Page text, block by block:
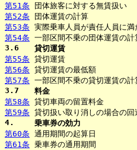
第51条
団体旅客に対する無賃扱い
第52条
団体運賃の計算
第53条 実際乗車人員が責任人員に
第54条 一部区間不乗の団体運賃の計
3.6
貸切運賃
第55条 貸切運賃
第56条 貸切運賃の最低額
第57条 一部区間不乗の貸切運賃の計
3.7
料金
第58条 貸切車両の留置料金
第59条 貸切扱い取り消しの場合の回
4.
乗車券の効力
第60条 通用期間の起算日
第61条 乗車券の通用期間